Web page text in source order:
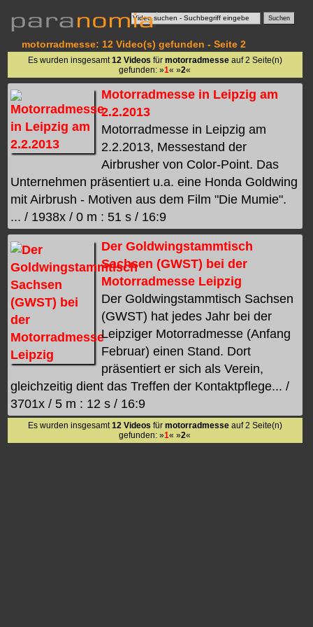
motorradmesse: 12 Video(s) gefunden - Seite 2
Es wurden insgesamt 12 Videos für motorradmesseauf 2 Seite(n)
gefunden: »1« »2«
Motorradmesse in Leipzig am
2.2.2013
Motorradmesse in Leipzig am
2.2.2013, Messestand der
Airbrusher von Color-Point. Das
Unternehmen präsentiert u.a. eine Honda Goldwing
mit Airbrush - Motiven aus dem Film "Die Mumie".
... / 1938x / 0 m : 51 s / 16:9
Der Goldwingstammtisch
Sachsen (GWST) bei der
Motorradmesse Leipzig
Der Goldwingstammtisch Sachsen
(GWST) hat jedes Jahr bei der
Leipziger Motorradmesse (Anfang
Februar) einen Stand. Dort
präsentiert er sich als Verein,
gleichzeitig dient das Treffen der Kontaktpflege... /
3701x / 5 m : 12 s / 16:9
Es wurden insgesamt12 Videos für motorradmesseauf 2 Seite(n)
gefunden: »1« »2«